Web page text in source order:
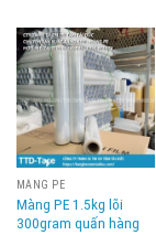
MÀNG PE
Màng PE 1.5kg lõi
300gram quấn hàng